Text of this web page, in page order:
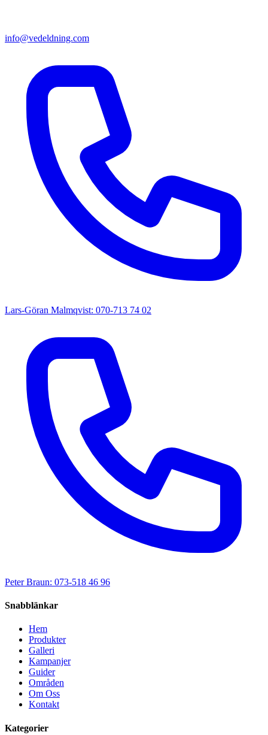
info@vedeldning.com
Lars-Göran Malmqvist: 070-713 74 02
Peter Braun: 073-518 46 96
Snabblänkar
Hem
Produkter
Galleri
Kampanjer
Guider
Områden
Om Oss
Kontakt
Kategorier